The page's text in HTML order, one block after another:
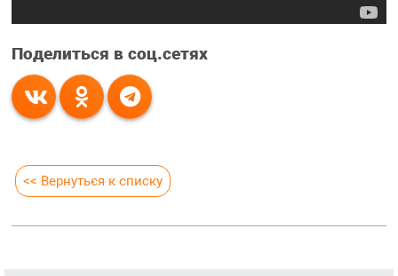
Поделиться в соц.сетях
<< Вернуться к списку